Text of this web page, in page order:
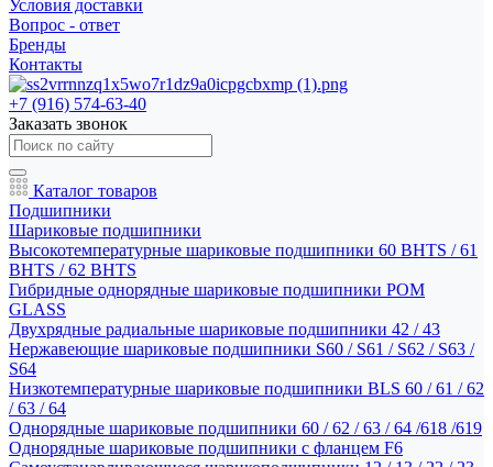
Условия доставки
Вопрос - ответ
Бренды
Контакты
+7 (916) 574-63-40
Заказать звонок
Каталог товаров
Подшипники
Шариковые подшипники
Высокотемпературные шариковые подшипники 60 BHTS / 61
BHTS / 62 BHTS
Гибридные однорядные шариковые подшипники POM
GLASS
Двухрядные радиальные шариковые подшипники 42 / 43
Нержавеющие шариковые подшипники S60 / S61 / S62 / S63 /
S64
Низкотемпературные шариковые подшипники BLS 60 / 61 / 62
/ 63 / 64
Однорядные шариковые подшипники 60 / 62 / 63 / 64 /618 /619
Однорядные шариковые подшипники с фланцем F6